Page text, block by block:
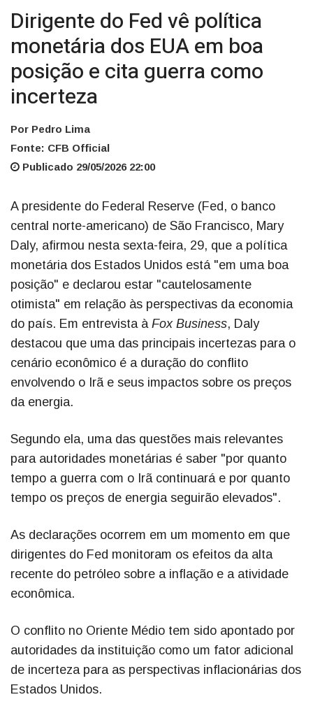
Dirigente do Fed vê política
monetária dos EUA em boa
posição e cita guerra como
incerteza
Por Pedro Lima
Fonte: CFB Official
Publicado 29/05/2026 22:00
A presidente do Federal Reserve (Fed, o banco
central norte-americano) de São Francisco, Mary
Daly, afirmou nesta sexta-feira, 29, que a política
monetária dos Estados Unidos está "em uma boa
posição" e declarou estar "cautelosamente
otimista" em relação às perspectivas da economia
do país. Em entrevista à Fox Business, Daly
destacou que uma das principais incertezas para o
cenário econômico é a duração do conflito
envolvendo o Irã e seus impactos sobre os preços
da energia.
Segundo ela, uma das questões mais relevantes
para autoridades monetárias é saber "por quanto
tempo a guerra com o Irã continuará e por quanto
tempo os preços de energia seguirão elevados".
As declarações ocorrem em um momento em que
dirigentes do Fed monitoram os efeitos da alta
recente do petróleo sobre a inflação e a atividade
econômica.
O conflito no Oriente Médio tem sido apontado por
autoridades da instituição como um fator adicional
de incerteza para as perspectivas inflacionárias dos
Estados Unidos.